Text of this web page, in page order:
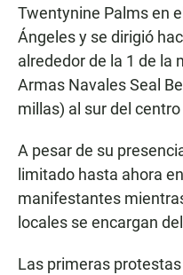
Twentynine Palms en
Ángeles y se dirigió
alrededor de la 1 de la
Armas Navales Seal
millas) al sur del
A pesar de su
limitado hasta ahora
manifestantes
locales se encargan
Las primeras